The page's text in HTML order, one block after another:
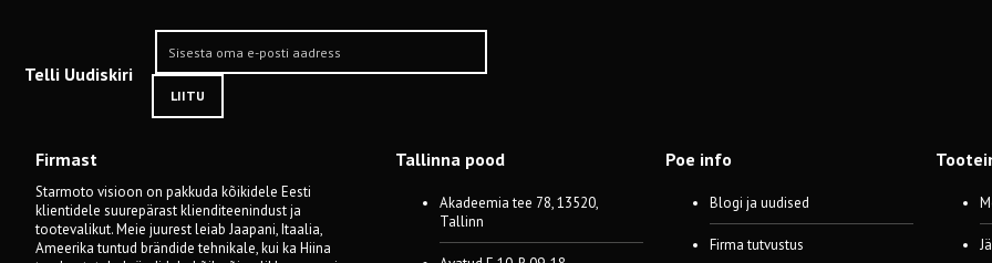
Telli Uudiskiri
LIITU
Firmast
Starmoto visioon on pakkuda kõikidele Eesti
klientidele suurepärast klienditeenindust ja
tootevalikut. Meie juurest leiab Jaapani, Itaalia,
Ameerika tuntud brändide tehnikale, kui ka Hiina
Tallinna pood
Akadeemia tee 78, 13520,
Tallinn
Poe info
Blogi ja uudised
Firma tutvustus